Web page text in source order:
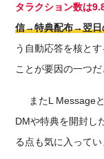
タラクション数は
信→特典配布→翌日
う 自動応答を核とす
ことが要因の一つ
またL Message
DMや特典を開封し
る点も気に入ってい